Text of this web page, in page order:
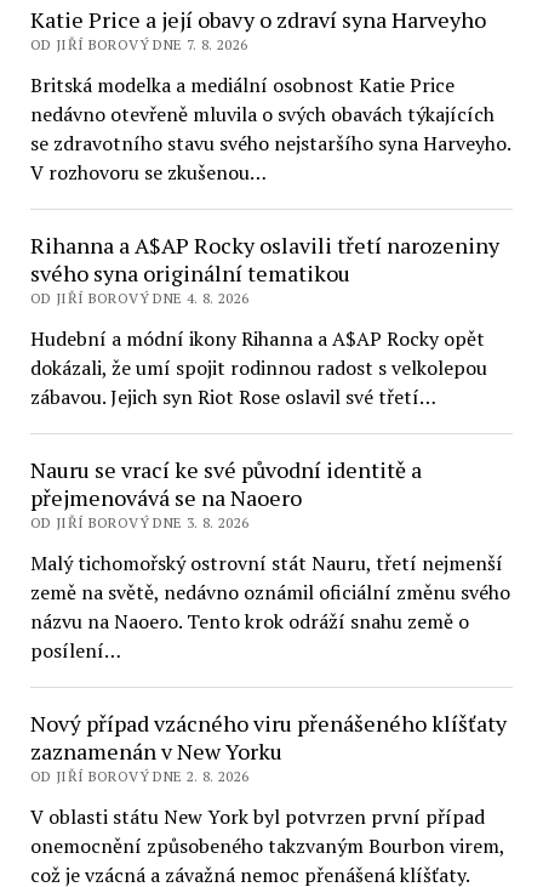
Katie Price a její obavy o zdraví syna Harveyho
OD JIŘÍ BOROVÝ DNE 7. 8. 2026
Britská modelka a mediální osobnost Katie Price
nedávno otevřeně mluvila o svých obavách týkajících
se zdravotního stavu svého nejstaršího syna Harveyho.
V rozhovoru se zkušenou…
Rihanna a A$AP Rocky oslavili třetí narozeniny
svého syna originální tematikou
OD JIŘÍ BOROVÝ DNE 4. 8. 2026
Hudební a módní ikony Rihanna a A$AP Rocky opět
dokázali, že umí spojit rodinnou radost s velkolepou
zábavou. Jejich syn Riot Rose oslavil své třetí…
Nauru se vrací ke své původní identitě a
přejmenovává se na Naoero
OD JIŘÍ BOROVÝ DNE 3. 8. 2026
Malý tichomořský ostrovní stát Nauru, třetí nejmenší
země na světě, nedávno oznámil oficiální změnu svého
názvu na Naoero. Tento krok odráží snahu země o
posílení…
Nový případ vzácného viru přenášeného klíšťaty
zaznamenán v New Yorku
OD JIŘÍ BOROVÝ DNE 2. 8. 2026
V oblasti státu New York byl potvrzen první případ
onemocnění způsobeného takzvaným Bourbon virem,
což je vzácná a závažná nemoc přenášená klíšťaty.